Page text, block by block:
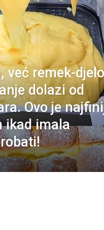
već remek-
dolazi od
Ovo je
ikad imala